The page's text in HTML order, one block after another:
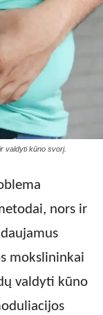
valdyti kūno svorį.
nors ir
mokslininkai
valdyti kūno